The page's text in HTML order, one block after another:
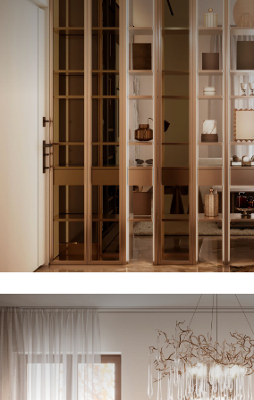
poltroncine in velluto verde oliva
spezzano la palette neutra con una
di colto rigore cromatico.